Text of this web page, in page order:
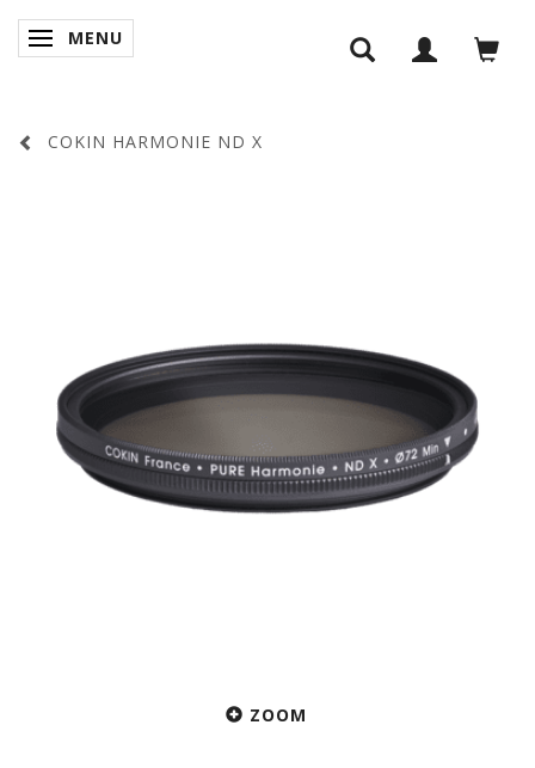
SKIFTE NAVIGATION
MENU
COKIN HARMONIE ND X
ZOOM